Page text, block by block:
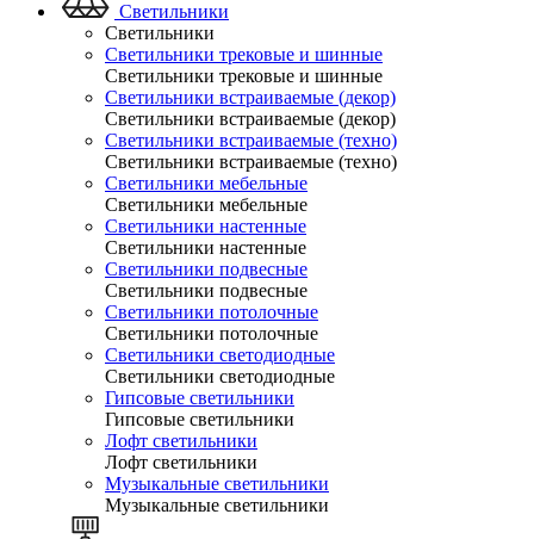
Светильники
Светильники
Светильники трековые и шинные
Светильники трековые и шинные
Светильники встраиваемые (декор)
Светильники встраиваемые (декор)
Светильники встраиваемые (техно)
Светильники встраиваемые (техно)
Светильники мебельные
Светильники мебельные
Светильники настенные
Светильники настенные
Светильники подвесные
Светильники подвесные
Светильники потолочные
Светильники потолочные
Светильники светодиодные
Светильники светодиодные
Гипсовые светильники
Гипсовые светильники
Лофт светильники
Лофт светильники
Музыкальные светильники
Музыкальные светильники